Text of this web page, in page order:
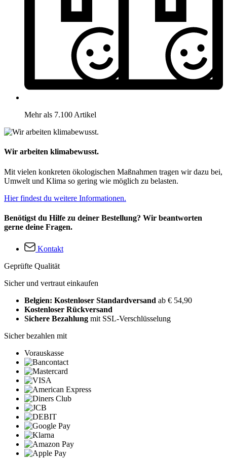
Mehr als 7.100 Artikel
Wir arbeiten klimabewusst.
Mit vielen konkreten ökologischen Maßnahmen tragen wir dazu bei,
Umwelt und Klima so gering wie möglich zu belasten.
Hier findest du weitere Informationen.
Benötigst du Hilfe zu deiner Bestellung? Wir beantworten
gerne deine Fragen.
Kontakt
Geprüfte Qualität
Sicher und vertraut einkaufen
Belgien: Kostenloser Standardversand ab € 54,90
Kostenloser Rückversand
Sichere Bezahlung mit SSL-Verschlüsselung
Sicher bezahlen mit
Vorauskasse